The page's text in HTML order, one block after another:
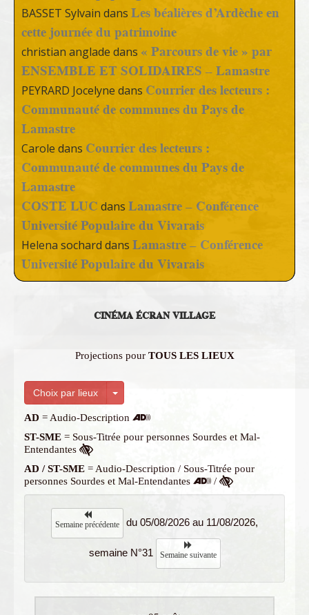
BASSET Sylvain dans Les béalières d’Ardèche en
cette journée du patrimoine
christian anglade dans « Parcours de vie » par
ENSEMBLE ET SOLIDAIRES – Lamastre
PEYRARD Jocelyne dans Courrier des lecteurs :
Communauté de communes du Pays de
Lamastre
Carole dans Courrier des lecteurs :
Communauté de communes du Pays de
Lamastre
COSTE LUC dans Lamastre – Conférence
Université Populaire du Vivarais
Helena sochard dans Lamastre – Conférence
Université Populaire du Vivarais
CINÉMA ÉCRAN VILLAGE